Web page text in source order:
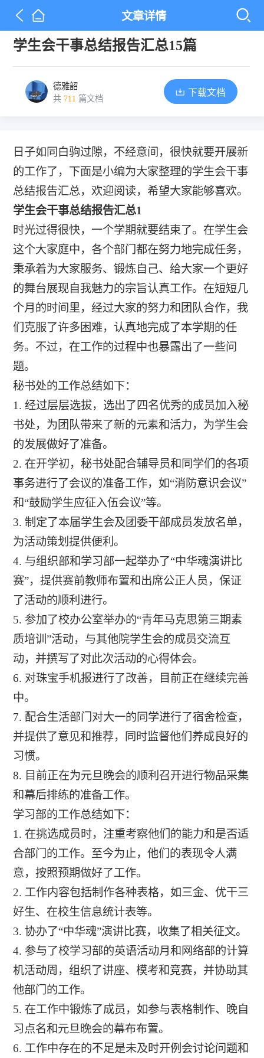
文章详情
学生会干事总结报告汇总15篇
德雅韶
共 711 篇文档
下载文档
日子如同白驹过隙，不经意间，很快就要开展新
的工作了，下面是小编为大家整理的学生会干事
总结报告汇总，欢迎阅读，希望大家能够喜欢。
学生会干事总结报告汇总1
时光过得很快，一个学期就要结束了。在学生会
这个大家庭中，各个部门都在努力地完成任务，
秉承着为大家服务、锻炼自己、给大家一个更好
的舞台展现自我魅力的宗旨认真工作。在短短几
个月的时间里，经过大家的努力和团队合作，我
们克服了许多困难，认真地完成了本学期的任
务。不过，在工作的过程中也暴露出了一些问
题。
秘书处的工作总结如下：
1. 经过层层选拔，选出了四名优秀的成员加入秘
书处，为团队带来了新的元素和活力，为学生会
的发展做好了准备。
2. 在开学初，秘书处配合辅导员和同学们的各项
事务进行了会议的准备工作，如“消防意识会议”
和“鼓励学生应征入伍会议”等。
3. 制定了本届学生会及团委干部成员发放名单，
为活动策划提供便利。
4. 与组织部和学习部一起举办了“中华魂演讲比
赛”，提供赛前教师布置和出席公正人员，保证
了活动的顺利进行。
5. 参加了校办公室举办的“青年马克思第三期素
质培训”活动，与其他院学生会的成员交流互
动，并撰写了对此次活动的心得体会。
6. 对珠宝手机报进行了改善，目前正在继续完善
中。
7. 配合生活部门对大一的同学进行了宿舍检查，
并提供了意见和推荐，同时监督他们养成良好的
习惯。
8. 目前正在为元旦晚会的顺利召开进行物品采集
和幕后排练的准备工作。
学习部的工作总结如下：
1. 在挑选成员时，注重考察他们的能力和是否适
合部门的工作。至今为止，他们的表现令人满
意，按照预期做好了工作。
2. 工作内容包括制作各种表格，如三金、优干三
好生、在校生信息统计表等。
3. 协办了“中华魂”演讲比赛，收集了相关征文。
4. 参与了校学习部的英语活动月和网络部的计算
机活动周，组织了讲座、模考和竞赛，并协助其
他部门的工作。
5. 在工作中锻炼了成员，如参与表格制作、晚自
习点名和元旦晚会的幕布布置。
6. 工作中存在的不足是未及时开例会讨论问题和